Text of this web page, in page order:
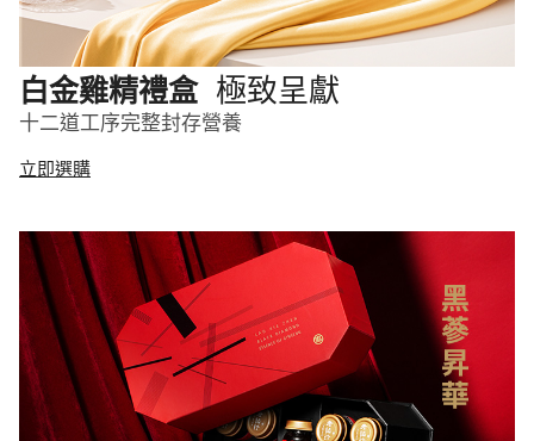
白金雞精禮盒 極致呈獻
十二道工序完整封存營養
立即選購